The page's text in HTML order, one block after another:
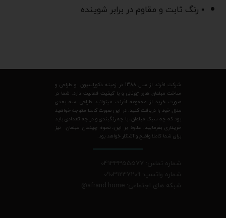
▪ رنگ ثابت و مقاوم در برابر شوینده
شرکت افرند از سال 1388 در زمینه دکوراسیون و طراحی و
ساخت مبلمان های ژورنالی و با کیفیت فعالیت دارد. شما در
صورت خرید از مجموعه افرند، میتوانید طراحی سه بعدی
منزل خود را دریافت کنید. در این صورت کاملا متوجه خواهید
بود که چه سبک مبلمان، با چه رنگبندی و در چه تعدادی باید
خریداری بفرمایید. علاوه بر این، نحوه چیدمان مبلمان نیز
برای شما کاملا واضح و آشکار خواهد بود.
شماره تماس: 04133355577
شماره واتسپ: 09031237209
شبکه های اجتماعی: afrand.home
@